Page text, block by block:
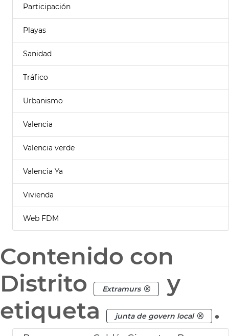
Participación
Playas
Sanidad
Tráfico
Urbanismo
Valencia
Valencia verde
Valencia Ya
Vivienda
Web FDM
Contenido con
Distrito
Extramurs
y
etiqueta
junta de govern local .